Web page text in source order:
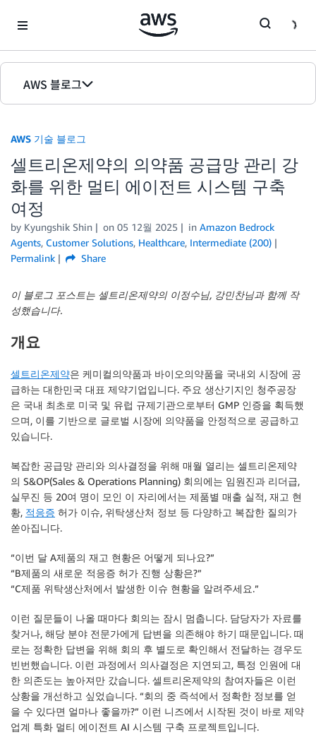
AWS 블로그
홈
에디션
AWS 기술 블로그
셀트리온제약의 의약품 공급망 관리 강
화를 위한 멀티 에이전트 시스템 구축
여정
by Kyungshik Shin on 05 12월 2025 in Amazon Bedrock
Agents, Customer Solutions, Healthcare, Intermediate (200)
Permalink
Share
이 블로그 포스트는 셀트리온제약의 이정수님, 강민찬님과 함께 작
성했습니다.
개요
셀트리온제약은 케미컬의약품과 바이오의약품을 국내외 시장에 공
급하는 대한민국 대표 제약기업입니다. 주요 생산기지인 청주공장
은 국내 최초로 미국 및 유럽 규제기관으로부터 GMP 인증을 획득했
으며, 이를 기반으로 글로벌 시장에 의약품을 안정적으로 공급하고
있습니다.
복잡한 공급망 관리와 의사결정을 위해 매월 열리는 셀트리온제약
의 S&OP(Sales & Operations Planning) 회의에는 임원진과 리더급,
실무진 등 20여 명이 모인 이 자리에서는 제품별 매출 실적, 재고 현
황, 적응증 허가 이슈, 위탁생산처 정보 등 다양하고 복잡한 질의가
쏟아집니다.
“이번 달 A제품의 재고 현황은 어떻게 되나요?”
“B제품의 새로운 적응증 허가 진행 상황은?”
“C제품 위탁생산처에서 발생한 이슈 현황을 알려주세요.”
이런 질문들이 나올 때마다 회의는 잠시 멈춥니다. 담당자가 자료를
찾거나, 해당 분야 전문가에게 답변을 의존해야 하기 때문입니다. 때
로는 정확한 답변을 위해 회의 후 별도로 확인해서 전달하는 경우도
빈번했습니다. 이런 과정에서 의사결정은 지연되고, 특정 인원에 대
한 의존도는 높아져만 갔습니다. 셀트리온제약의 참여자들은 이런
상황을 개선하고 싶었습니다. “회의 중 즉석에서 정확한 정보를 얻
을 수 있다면 얼마나 좋을까?” 이런 니즈에서 시작된 것이 바로 제약
업계 특화 멀티 에이전트 AI 시스템 구축 프로젝트입니다.